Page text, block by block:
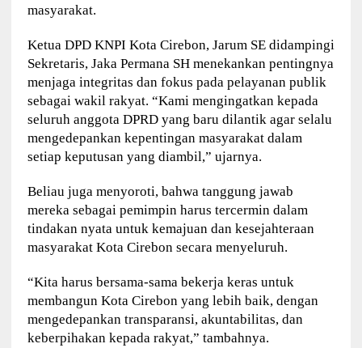
masyarakat.
Ketua DPD KNPI Kota Cirebon, Jarum SE didampingi
Sekretaris, Jaka Permana SH menekankan pentingnya
menjaga integritas dan fokus pada pelayanan publik
sebagai wakil rakyat. “Kami mengingatkan kepada
seluruh anggota DPRD yang baru dilantik agar selalu
mengedepankan kepentingan masyarakat dalam
setiap keputusan yang diambil,” ujarnya.
Beliau juga menyoroti, bahwa tanggung jawab
mereka sebagai pemimpin harus tercermin dalam
tindakan nyata untuk kemajuan dan kesejahteraan
masyarakat Kota Cirebon secara menyeluruh.
“Kita harus bersama-sama bekerja keras untuk
membangun Kota Cirebon yang lebih baik, dengan
mengedepankan transparansi, akuntabilitas, dan
keberpihakan kepada rakyat,” tambahnya.